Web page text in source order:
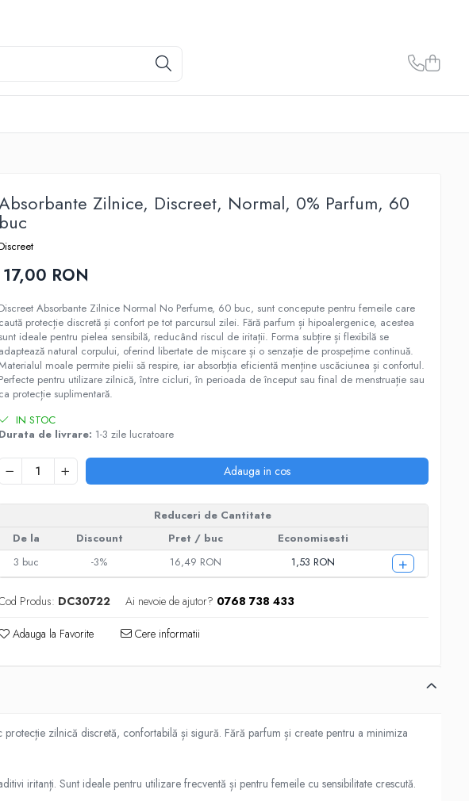
Zilnice, Discreet, Normal, 0% Parfum, 60
buc
17,00 RON
Discreet Absorbante Zilnice Normal No Perfume, 60 buc, sunt concepute pentru femeile care
caută protecție discretă și confort pe tot parcursul zilei. Fără parfum și hipoalergenice, acestea
sunt ideale pentru pielea sensibilă, reducând riscul de iritații. Forma subțire și flexibilă se
adaptează natural corpului, oferind libertate de mișcare și o senzație de prospețime continuă.
moale permite pielii să respire, iar absorbția eficientă menține uscăciunea și confortul.
Perfecte pentru utilizare zilnică, între cicluri, în perioada de început sau final de menstruație sau
ca protecție suplimentară.
IN STOC
Durata de livrare: 1-3 zile lucratoare
Adauga in cos
Reduceri de Cantitate
De la
Discount Pret / buc
Economisesti
3 buc -3% 16,49 RON 1,53 RON +
Produs: DC30722 Ai nevoie de ajutor? 0768 738 433
Adauga la Favorite Cere informatii
zilnică discretă, confortabilă și sigură. Fără parfum și create pentru a minimiza
iritanți. Sunt ideale pentru utilizare frecventă și pentru femeile cu sensibilitate crescută.